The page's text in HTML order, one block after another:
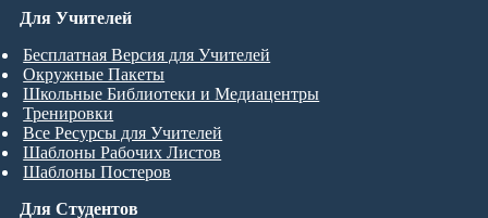
Для Студентов
Для Учителей
Бесплатная Версия для Учителей
Окружные Пакеты
Школьные Библиотеки и Медиацентры
Тренировки
Все Ресурсы для Учителей
Шаблоны Рабочих Листов
Шаблоны Постеров